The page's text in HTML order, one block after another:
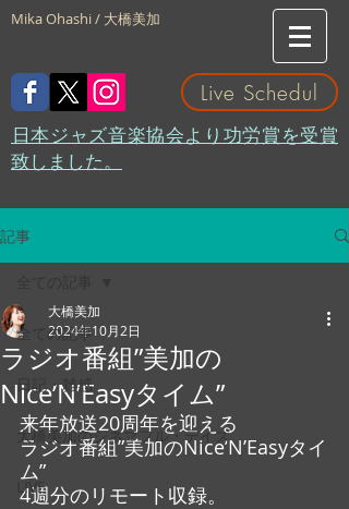
Mika Ohashi / 大橋美加
Live Schedul
​日本ジャズ音楽協会より功労賞を受賞
致しました。
記事
全ての記事
日記・雑感
大橋美加のシネマフル・デイズ
LIVE
ラジオ番組”美加の
Nice’N’Easyタイム”
大橋美加
2024年10月2日
来年放送20周年を迎える
ラジオ番組”美加のNice’N’Easyタイ
ム”
4週分のリモート収録。